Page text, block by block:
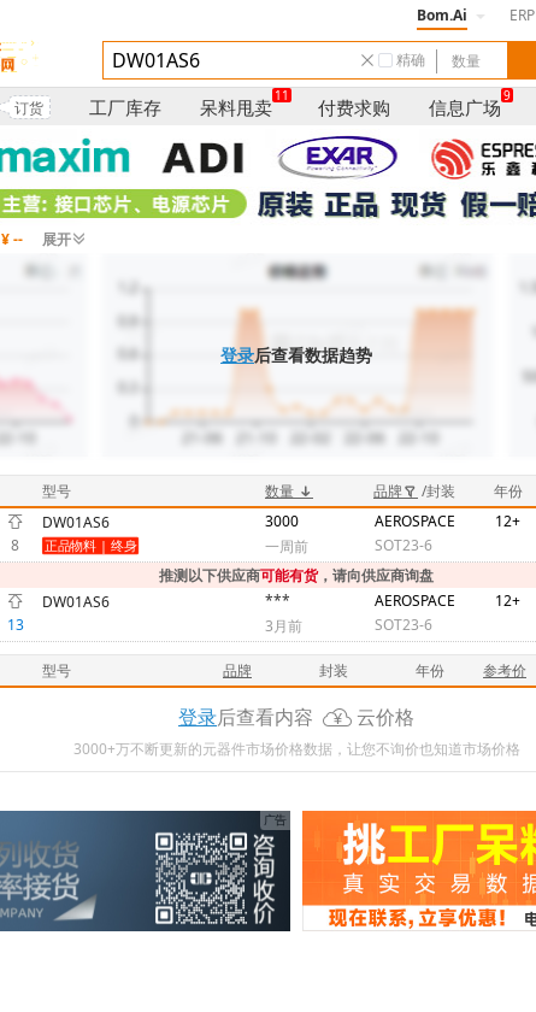
Bom.Ai ERP
精确
订货 工厂库存 呆料甩卖
11
付费求购 信息广场
9
¥ -- 展开
登录后查看数据趋势
型号 数量 品牌 /封装 年份
8
DW01AS6
3000
一周前
AEROSPACE
SOT23-6
12+
推测以下供应商可能有货，请向供应商询盘
13
DW01AS6
***
3月前
AEROSPACE
SOT23-6
12+
型号 品牌 封装 年份 参考价
登录后查看内容 云价格
3000+万不断更新的元器件市场价格数据，让您不询价也知道市场价格